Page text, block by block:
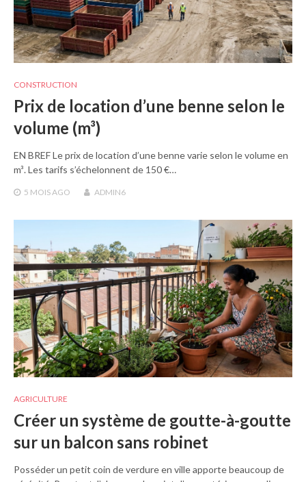
CONSTRUCTION
Prix de location d’une benne selon le
volume (m³)
EN BREF Le prix de location d’une benne varie selon le volume en
m³. Les tarifs s’échelonnent de 150 €…
5 MOISAGO ADMIN6
AGRICULTURE
Créer un système de goutte-à-goutte
sur un balcon sans robinet
Posséder un petit coin de verdure en ville apporte beaucoup de